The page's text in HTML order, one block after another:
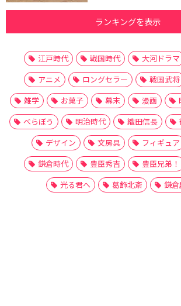
ランキングを表示
江戸時代 戦国時代 大河ドラマ
アニメ
ロングセラー 戦国武将
雑学
お菓子 幕末 漫画
べらぼう
明治時代 織田信長
デザイン
文房具 フィギュア
鎌倉時代
豊臣秀吉 豊臣兄弟！
光る君へ
葛飾北斎 鎌倉